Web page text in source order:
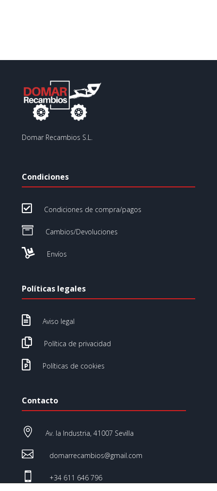
Domar Recambios S.L.
Condiciones
 Condiciones de compra/pagos
 Cambios/Devoluciones
 Envíos
Políticas legales
 Aviso legal
 Política de privacidad
 Políticas de cookies
Contacto
 Av. la Industria, 41007 Sevilla
 domarrecambios@gmail.com

+34 611 646 796